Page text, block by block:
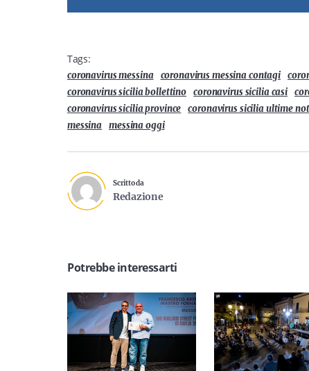
Tags:
coronavirus messina coronavirus messina contagi
coronavirus sicilia bollettino coronavirus sicilia casi
coronavirus sicilia province
coronavirus sicilia ultime
messina messina oggi
Scritto da
Redazione
Potrebbe interessarti